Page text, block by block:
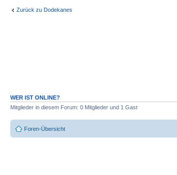
Zurück zu Dodekanes
WER IST ONLINE?
Mitglieder in diesem Forum: 0 Mitglieder und 1 Gast
Foren-Übersicht